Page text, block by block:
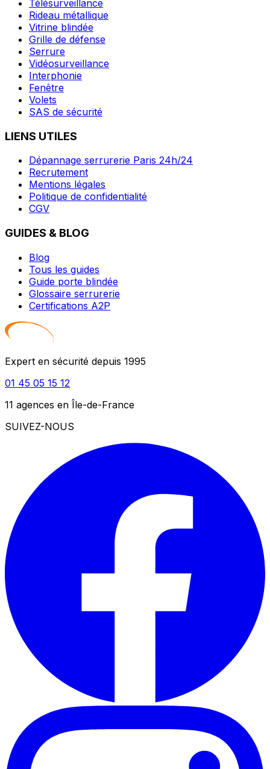
Télésurveillance
Rideau métallique
Vitrine blindée
Grille de défense
Serrure
Vidéosurveillance
Interphonie
Fenêtre
Volets
SAS de sécurité
LIENS UTILES
Dépannage serrurerie Paris 24h/24
Recrutement
Mentions légales
Politique de confidentialité
CGV
GUIDES & BLOG
Blog
Tous les guides
Guide porte blindée
Glossaire serrurerie
Certifications A2P
Expert en sécurité depuis 1995
01 45 05 15 12
11 agences en Île-de-France
SUIVEZ-NOUS